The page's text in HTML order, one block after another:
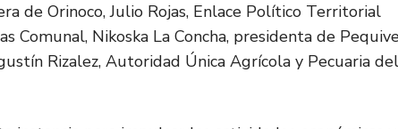
de Orinoco, Julio Rojas, Enlace Político Territorial
Nikoska La Concha, presidenta de
Rizalez, Autoridad Única Agrícola y Pecuaria del